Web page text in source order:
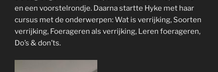
en een voorstelrondje. Daarna startte Hyke met haar
cursus met de onderwerpen: Wat is verrijking, Soorten
verrijking, Foerageren als verrijking, Leren foerageren,
Do’s & don’ts.